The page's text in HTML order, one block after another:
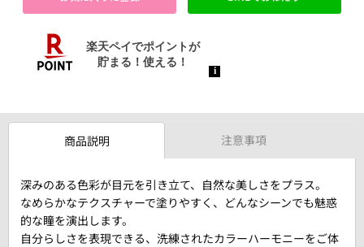
商品説明 注意事項
深みのある色彩が目元を引き立て、自然な美しさをプラス。
なめらかなテクスチャーで塗りやすく、どんなシーンでも魅惑
的な瞳を演出します。
自分らしさを表現できる、洗練されたカラーハーモニーをご体